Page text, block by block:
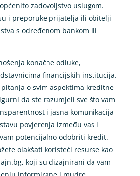
zadovoljstvo uslugom.
i preporuke prijatelja ili obitelji
s određenom bankom ili
konačne odluke,
financijskih institucija.
o svim aspektima kreditne
da ste razumjeli sve što vam
i jasna komunikacija
povjerenja između vas i
potencijalno odobriti kredit.
olakšati koristeći resurse kao
koji su dizajnirani da vam